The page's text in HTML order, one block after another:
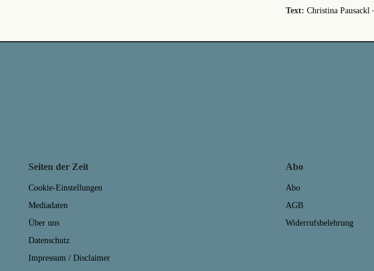
Text: Christina Pausackl·
Seiten der Zeit
Cookie-Einstellungen
Mediadaten
Über uns
Datenschutz
Impressum / Disclaimer
Abo
Abo
AGB
Widerrufsbelehrung